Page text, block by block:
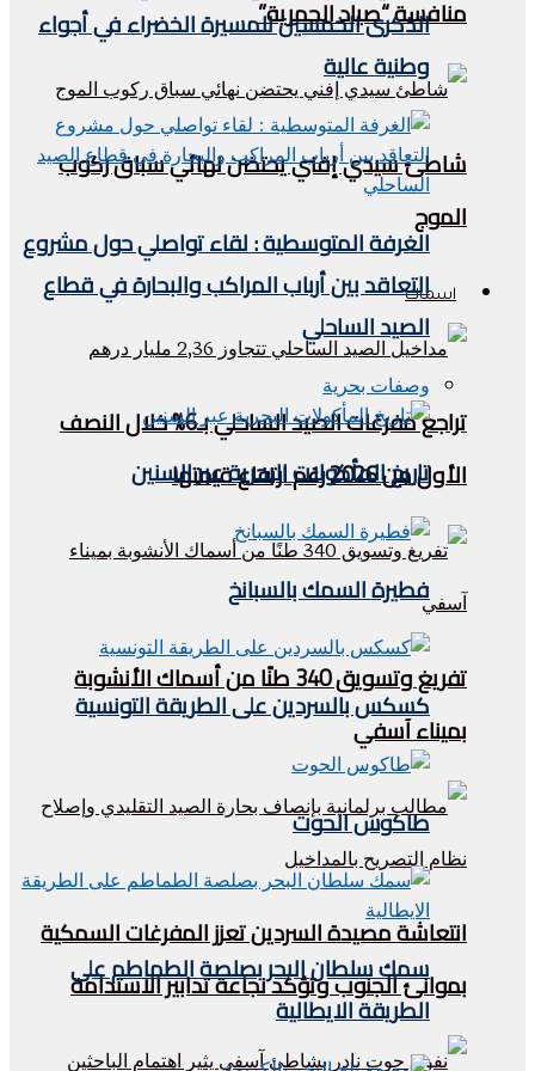
منافسة “صياد الحمرية”
شاطئ سيدي إفني يحتضن نهائي سباق ركوب
الموج
اسماك
تراجع مفرغات الصيد الساحلي بـ6% خلال النصف
الأول من 2026 رغم ارتفاع قيمتها
تفريغ وتسويق 340 طنًا من أسماك الأنشوبة
بميناء آسفي
انتعاشة مصيدة السردين تعزز المفرغات السمكية
بموانئ الجنوب وتؤكد نجاعة تدابير الاستدامة
الذكرى الخمسين للمسيرة الخضراء في أجواء
وطنية عالية
الغرفة المتوسطية : لقاء تواصلي حول مشروع
التعاقد بين أرباب المراكب والبحارة في قطاع
الصيد الساحلي
وصفات بحرية
تاريخ المأكولات البحرية عبر السنين
فطيرة السمك بالسبانخ
كسكس بالسردين على الطريقة التونسية
طاكوس الحوت
سمك سلطان البحر بصلصة الطماطم على
الطريقة الايطالية